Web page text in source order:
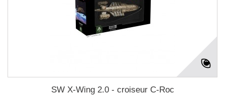
SW X-Wing 2.0 - croiseur C-Roc